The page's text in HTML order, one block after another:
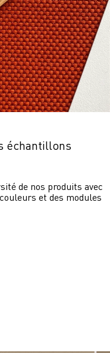
échantillons
de nos produits avec
et des modules